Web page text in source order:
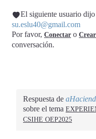
El siguiente usuario dijo
su.eslu40@gmail.com
Por favor, Conectar o
conversación.
Respuesta de
sobre el tema
CSIHE OEP2025